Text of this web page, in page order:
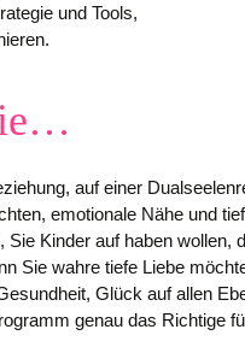
und Tools,
auf einer
emotionale Nähe und
Sie Kinder auf haben wollen,
Sie wahre tiefe Liebe
Glück auf allen
genau das Richtige